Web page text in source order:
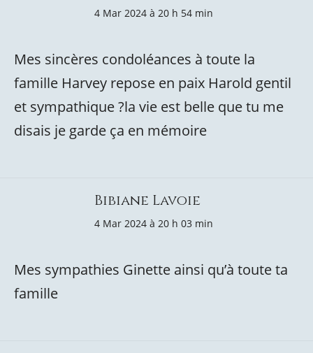
4 Mar 2024 à 20 h 54 min
Mes sincères condoléances à toute la
famille Harvey repose en paix Harold gentil
et sympathique ?la vie est belle que tu me
disais je garde ça en mémoire
Bibiane Lavoie
4 Mar 2024 à 20 h 03 min
Mes sympathies Ginette ainsi qu’à toute ta
famille